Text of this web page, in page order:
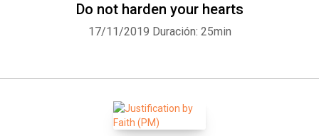
Do not harden your hearts
17/11/2019 Duración: 25min